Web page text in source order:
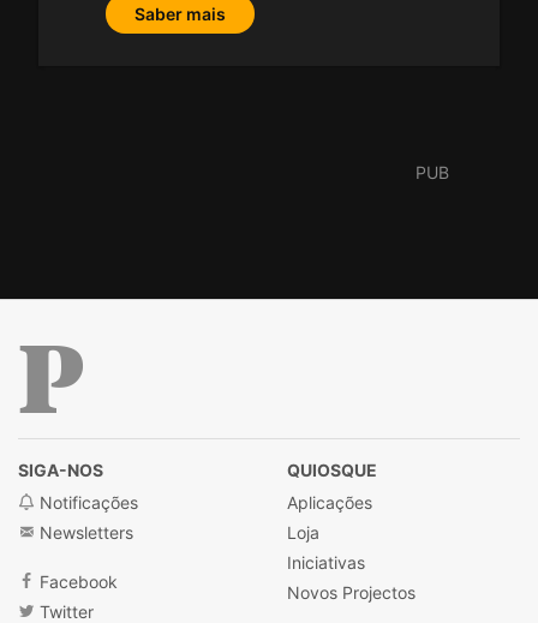
Saber mais
SIGA-NOS
Notificações
Newsletters
Facebook
Twitter
QUIOSQUE
Aplicações
Loja
Iniciativas
Novos Projectos